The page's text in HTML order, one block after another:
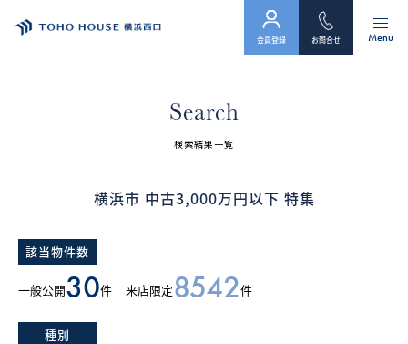
会社案内
Menu
お問合せ
会員登録
Search
検索結果一覧
横浜市 中古3,000万円以下 特集
該当物件数
一般公開30件 来店限定8542件
種別